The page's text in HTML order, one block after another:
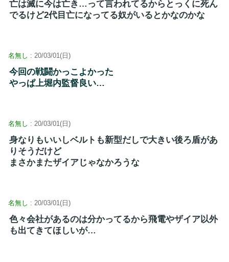
亡は滅に今は亡き…って言われてるからとっくに死ん
でるけど2代目亡になってる奴がいるとかなのかな
名無し : 20/03/01(日)
今回の戦闘かっこよかった
やっぱ上堀内監督良い…
名無し : 20/03/01(日)
身なりもいいしベルトも新型だしで大きい後ろ盾があ
りそうだけど
まさかまたザイアじゃなかろうな
名無し : 20/03/01(日)
色々会社があるのは分かってるから飛電やザイア以外
も出てきてほしいが…